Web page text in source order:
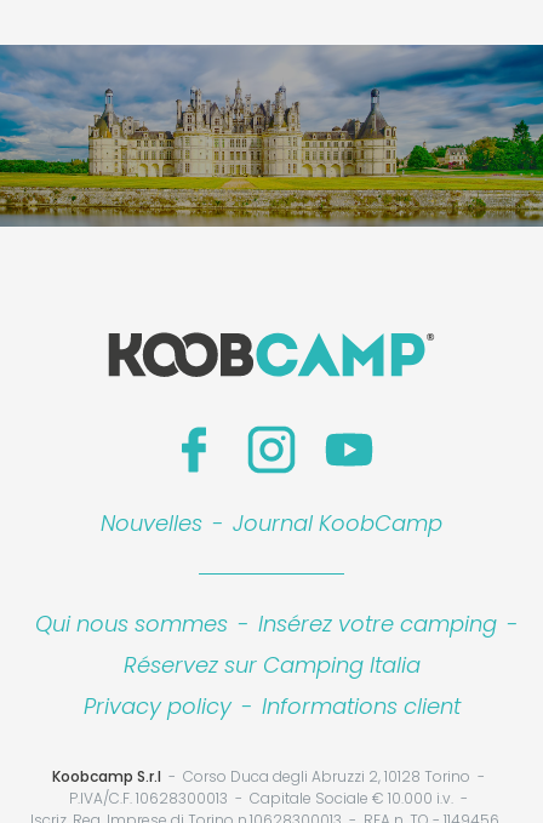
Nouvelles - Journal KoobCamp
Qui nous sommes - Insérez votre camping -
Réservez sur Camping Italia
Privacy policy - Informations client
Koobcamp S.r.l
Corso Duca degli Abruzzi 2, 10128 Torino
P.IVA/C.F. 10628300013
Capitale Sociale € 10.000 i.v.